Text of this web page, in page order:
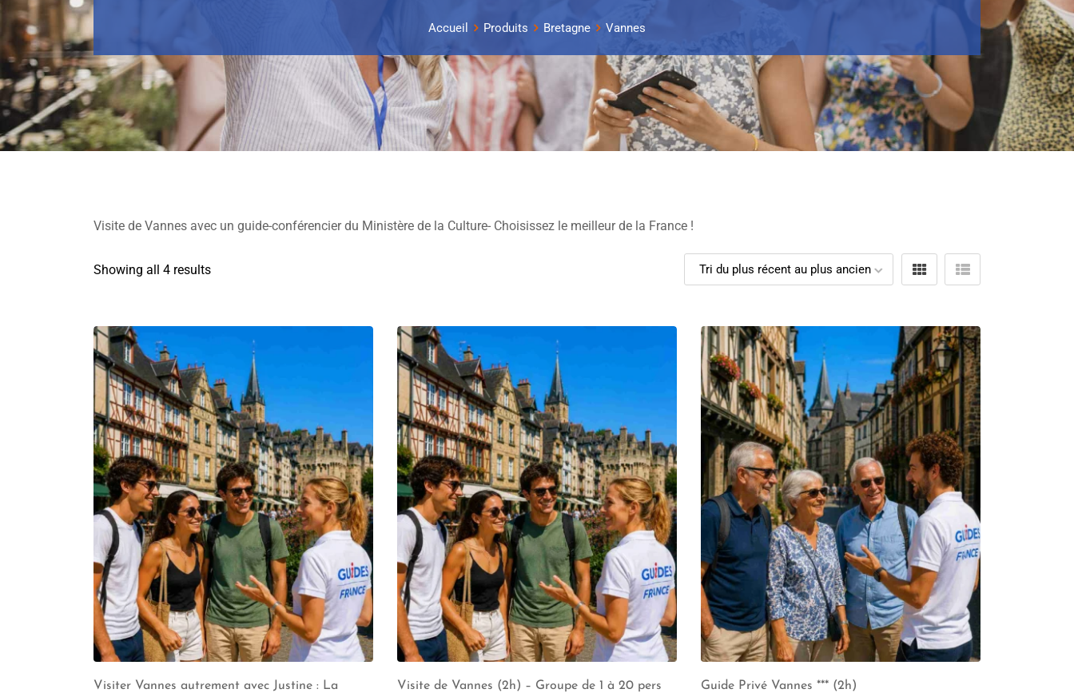
Accueil Produits Bretagne Vannes
Visite de Vannes avec un guide-conférencier du Ministère de la Culture- Choisissez le meilleur de la France !
Showing all 4 results
Visiter Vannes autrement avec Justine : La
Visite de Vannes (2h) – Groupe de 1 à 20 pers Guide Privé Vannes *** (2h)